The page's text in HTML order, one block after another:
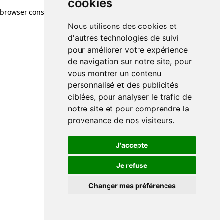
cookies
Nous utilisons des cookies et
d'autres technologies de suivi
pour améliorer votre expérience
de navigation sur notre site, pour
vous montrer un contenu
personnalisé et des publicités
ciblées, pour analyser le trafic de
notre site et pour comprendre la
provenance de nos visiteurs.
J'accepte
Je refuse
Changer mes préférences
browser console for more information)